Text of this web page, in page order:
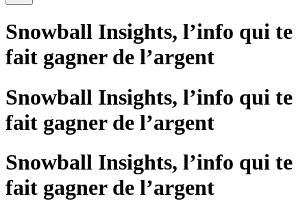
Snowball Insights, l’info qui te
fait gagner de l’argent
Snowball Insights, l’info qui te
fait gagner de l’argent
Snowball Insights, l’info qui te
fait gagner de l’argent